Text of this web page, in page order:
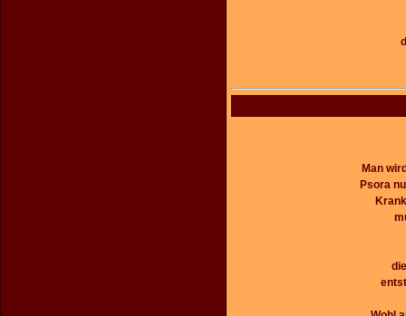
Man
Psora